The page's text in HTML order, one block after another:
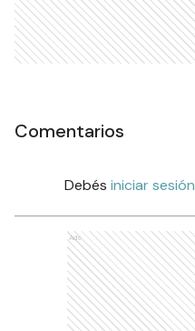
Comentarios
Debés iniciar sesión
Ads